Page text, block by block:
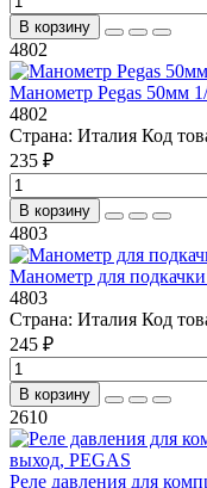
В корзину
4802
Манометр Pegas 50мм
4802
Страна: Италия Код
235 ₽
В корзину
4803
Манометр для
4803
Страна: Италия Код
245 ₽
В корзину
2610
Реле давления для